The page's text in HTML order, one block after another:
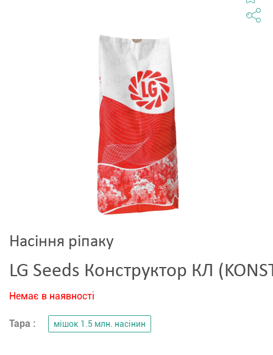
Насіння ріпаку
LG Seeds Конструктор КЛ
Немає в наявності
Тара : мішок 1.5 млн. насінин